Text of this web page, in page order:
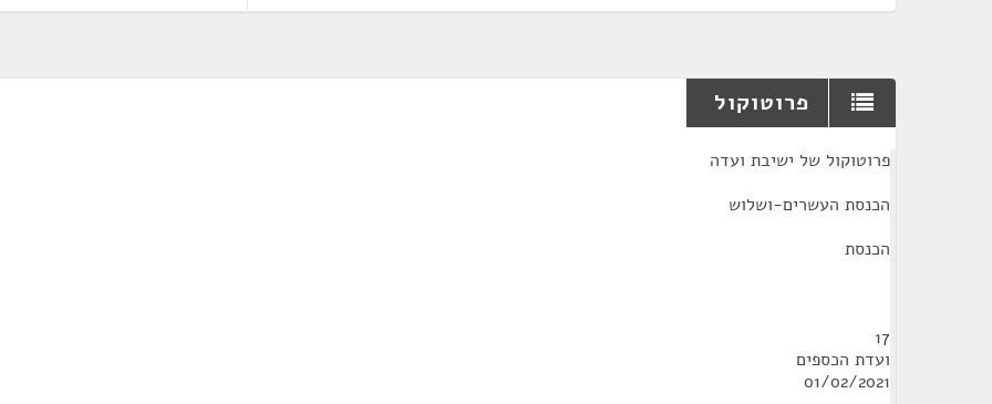
פרוטוקול
פרוטוקול של ישיבת ועדה
הכנסת העשרים-ושלוש
הכנסת
17
ועדת הכספים
01/02/2021